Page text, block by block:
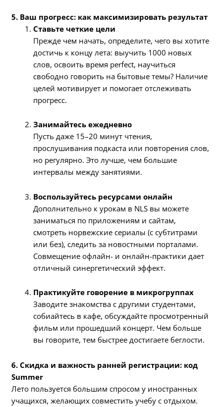
5. Ваш прогресс: как максимизировать результат
Ставьте четкие цели
Прежде чем начать, определите, чего вы хотите
достичь к концу лета: выучить 1000 новых
слов, освоить время perfect, научиться
свободно говорить на бытовые темы? Наличие
целей мотивирует и помогает отслеживать
прогресс.
Занимайтесь ежедневно
Пусть даже 15–20 минут чтения,
прослушивания подкаста или повторения слов,
но регулярно. Это лучше, чем большие
интервалы между занятиями.
Воспользуйтесь ресурсами онлайн
Дополнительно к урокам в NLS вы можете
заниматься по приложениям и сайтам,
смотреть норвежские сериалы (с субтитрами
или без), следить за новостными порталами.
Совмещение офлайн- и онлайн-практики дает
отличный синергетический эффект.
Практикуйте говорение в микрогруппах
Заводите знакомства с другими студентами,
собиайтесь в кафе, обсуждайте просмотренный
фильм или прошедший концерт. Чем больше
вы говорите, тем быстрее достигаете беглости.
6. Скидка и важность ранней регистрации: код
Summer
Лето пользуется большим спросом у иностранных
учащихся, желающих совместить учебу с отдыхом.